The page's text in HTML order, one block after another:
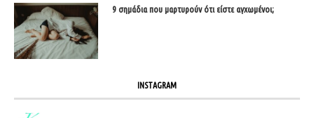
9 σημάδια που μαρτυρούν ότι είστε αγχωμένοι;
INSTAGRAM